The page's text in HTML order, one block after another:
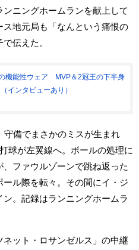
ニングホームランを献上して
地元局も「なんという痛恨の
伝えた。
機能性ウェア MVP＆2冠王の下半身
インタビューあり）
備でまさかのミスが生まれ
球が左翼線へ。ボールの処理に
ファウルゾーンで跳ね返った
ル際を転々。その間にイ・ジ
。記録はランニングホームラ
ット・ロサンゼルス」の中継